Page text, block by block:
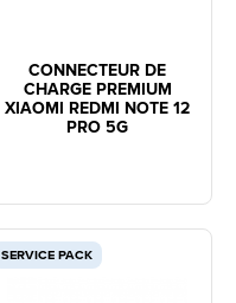
CONNECTEUR DE
CHARGE PREMIUM
XIAOMI REDMI NOTE 12
PRO 5G
SERVICE PACK